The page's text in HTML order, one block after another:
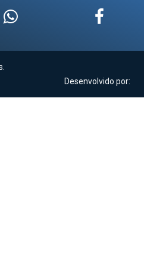
Desenvolvido por: